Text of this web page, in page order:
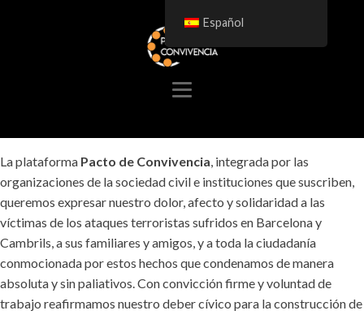
La plataforma Pacto de Convivencia, integrada por las
organizaciones de la sociedad civil e instituciones que suscriben,
queremos expresar nuestro dolor, afecto y solidaridad a las
víctimas de los ataques terroristas sufridos en Barcelona y
Cambrils, a sus familiares y amigos, y a toda la ciudadanía
conmocionada por estos hechos que condenamos de manera
absoluta y sin paliativos. Con convicción firme y voluntad de
trabajo reafirmamos nuestro deber cívico para la construcción de
Español